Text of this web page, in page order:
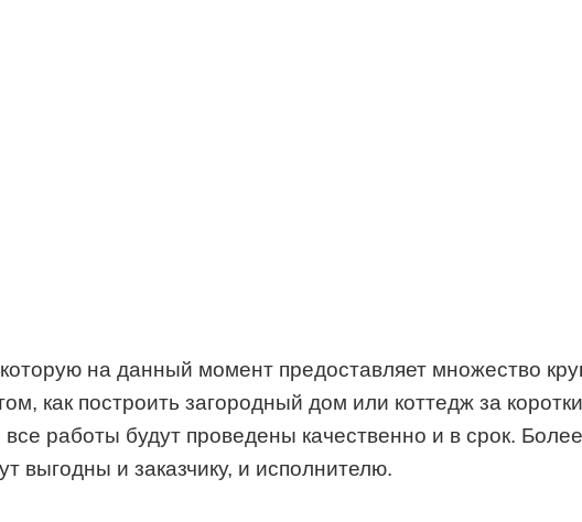
на данный момент предоставляет множество
как построить загородный дом или коттедж за
работы будут проведены качественно и в срок.
выгодны и заказчику, и исполнителю.